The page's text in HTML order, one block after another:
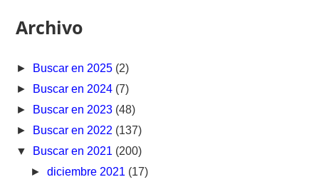
Archivo
► Buscar en 2025 (2)
► Buscar en 2024 (7)
► Buscar en 2023 (48)
► Buscar en 2022 (137)
▼ Buscar en 2021 (200)
► diciembre 2021 (17)